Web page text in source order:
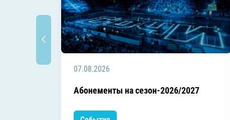
07.08.2026
Абонементы на сезон-2026/2027